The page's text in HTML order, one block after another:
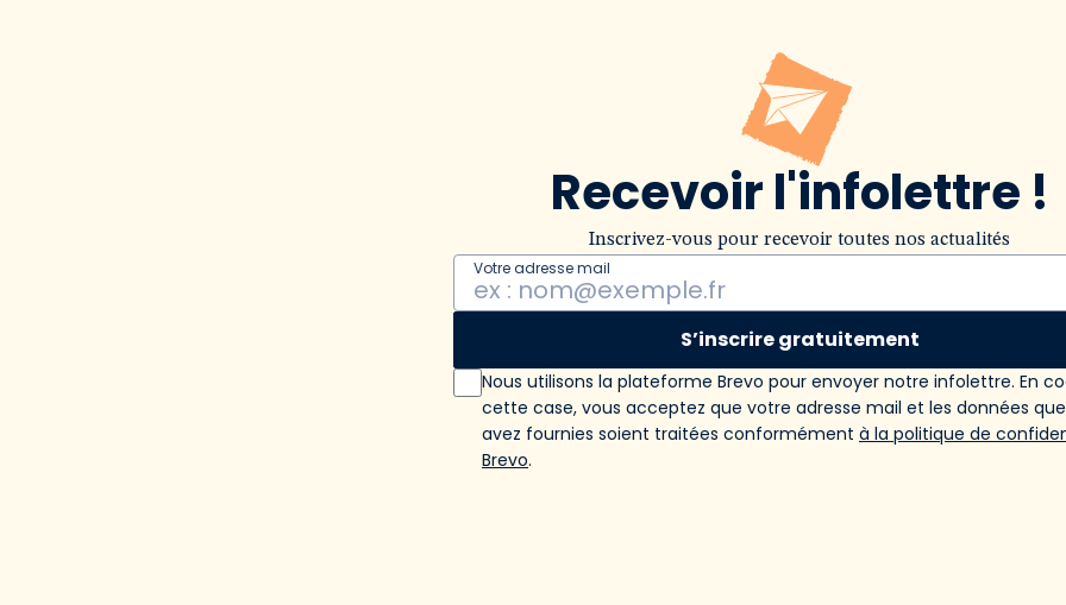
Recevoir l'infolettre !
Inscrivez-vous pour recevoir toutes nos actualités
Votre adresse mail
S’inscrire gratuitement
Nous utilisons la plateforme Brevo pour envoyer notre infolettre. En
cette case, vous acceptez que votre adresse mail et les données
avez fournies soient traitées conformément à la politique de
Brevo.